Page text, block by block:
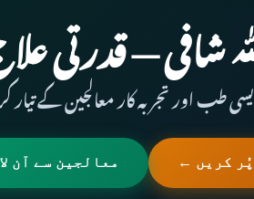
شـافـی —
طب اور تجربہ کار معالجین کے تیار
پُر کریں ← معالجین سے آن